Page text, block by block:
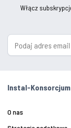
Włącz
Instal-Konsorcjum
O nas